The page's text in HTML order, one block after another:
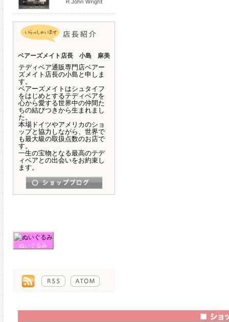
ベアーズメイト店長 小島 麻美
テディベア通販専門店ベアー
ズメイト店長の小島と申しま
す。
ベアーズメイトはシュタイフ
をはじめとするテディベアを
心から愛する世界中の仲間た
ちの結びつきから生まれまし
た。
本場ドイツやアメリカのショ
ップと協力しながら、世界で
も最大級の取扱点数のお店で
す。
一生の宝物となる最高のテデ
ィベアとの出会いをお約束し
ます。
ぬいぐるみ